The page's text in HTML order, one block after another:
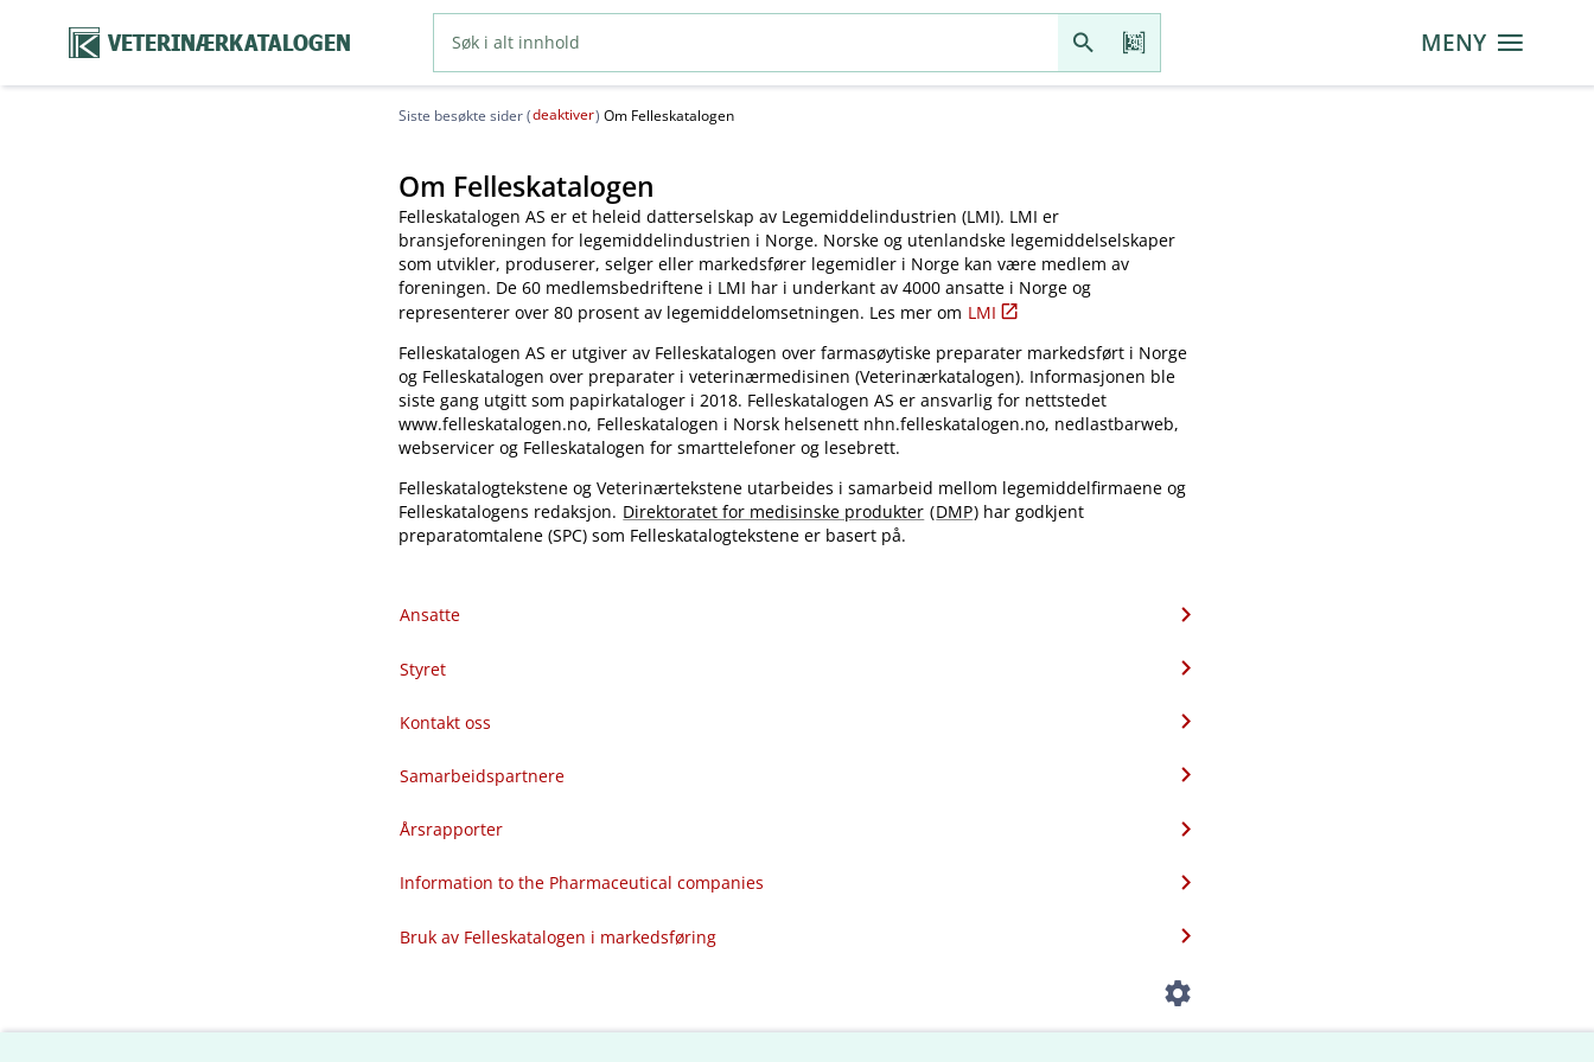
VETERINÆRKATALOGEN MENY
Siste besøkte sider (deaktiver) Om Felleskatalogen
Om Felleskatalogen
Felleskatalogen AS er et heleid datterselskap av Legemiddelindustrien (LMI). LMI er
bransjeforeningen for legemiddelindustrien i Norge. Norske og utenlandske legemiddelselskaper
som utvikler, produserer, selger eller markedsfører legemidler i Norge kan være medlem av
foreningen. De 60 medlemsbedriftene i LMI har i underkant av 4000 ansatte i Norge og
representerer over 80 prosent av legemiddelomsetningen. Les mer om LMI
Felleskatalogen AS er utgiver av Felleskatalogen over farmasøytiske preparater markedsført i Norge
og Felleskatalogen over preparater i veterinærmedisinen (Veterinærkatalogen). Informasjonen ble
siste gang utgitt som papirkataloger i 2018. Felleskatalogen AS er ansvarlig for nettstedet
www.felleskatalogen.no, Felleskatalogen i Norsk helsenett nhn.felleskatalogen.no, nedlastbarweb,
webservicer og Felleskatalogen for smarttelefoner og lesebrett.
Felleskatalogtekstene og Veterinærtekstene utarbeides i samarbeid mellom legemiddelfirmaene og
Felleskatalogens redaksjon. Direktoratet for medisinske produkter (DMP) har godkjent
preparatomtalene (SPC) som Felleskatalogtekstene er basert på.
Ansatte
Styret
Kontakt oss
Samarbeidspartnere
Årsrapporter
Information to the Pharmaceutical companies
Bruk av Felleskatalogen i markedsføring